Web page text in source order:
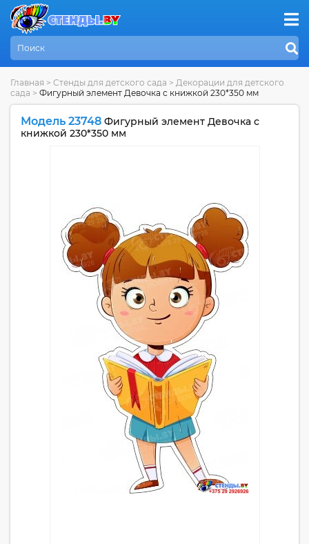
Главная > Стенды для детского сада > Декорации для детского
сада > Фигурный элемент Девочка с книжкой 230*350 мм
Модель 23748 Фигурный элемент Девочка с
книжкой 230*350 мм